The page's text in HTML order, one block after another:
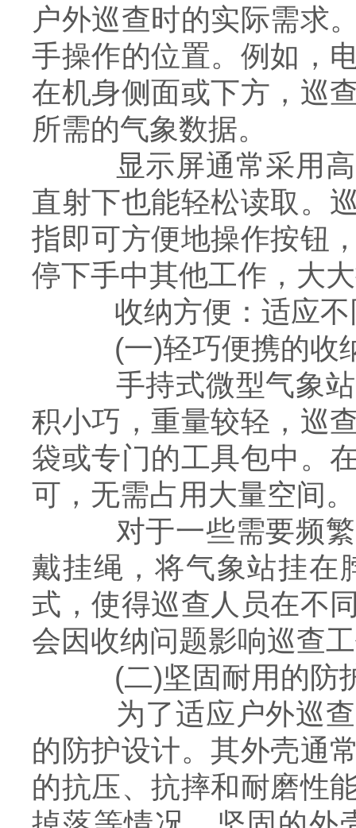
户外巡查时的实际需求
手操作的位置。例如，
在机身侧面或下方，巡
所需的气象数据。
显示屏通常采用高
直射下也能轻松读取。
指即可方便地操作按钮
停下手中其他工作，大
收纳方便：适应不
(一)轻巧便携的收
手持式微型气象站
积小巧，重量较轻，巡
袋或专门的工具包中。
可，无需占用大量空间。
对于一些需要频繁
戴挂绳，将气象站挂在
式，使得巡查人员在不
会因收纳问题影响巡查
(二)坚固耐用的防
为了适应户外巡查
的防护设计。其外壳通
的抗压、抗摔和耐磨性